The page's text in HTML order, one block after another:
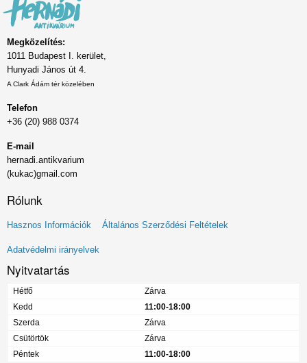
Megközelítés:
1011 Budapest I. kerület,
Hunyadi János út 4.
A Clark Ádám tér közelében
Telefon
+36 (20) 988 0374
E-mail
hernadi.antikvarium
(kukac)gmail.com
Rólunk
Lábléc
menü
Hasznos Információk Általános Szerződési Feltételek
Adatvédelmi irányelvek
Nyitvatartás
Hétfő
Zárva
Kedd
11:00-18:00
Szerda
Zárva
Csütörtök
Zárva
Péntek
11:00-18:00